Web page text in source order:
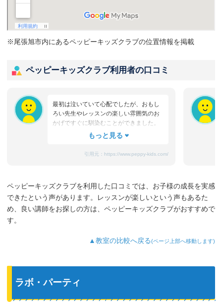
※尾張旭市内にあるペッピーキッズクラブの位置情報を掲載
ペッピーキッズクラブ利用者の口コミ
最初は泣いていて心配でしたが、おもし
ろい先生やレッスンの楽しい雰囲気のお
かげですぐに馴染むことができました。
たまにママと離れるときに嫌がることも
れ、お迎えのときはいつも笑顔です。
3歳児を飽きさせない充実したレッスンだ
と思います。うちの子は特に歌やダンス
が好きなようで、よく「Hello～♪」と歌
ど、色んなものを英語で教えてくれるよ
うになり、英語が身についてきているの
引用元： https://www.peppy-kids.com/
ペッピーキッズクラブを利用した口コミでは、お子様の成長を実感
できたという声があります。レッスンが楽しいという声もあるた
め、良い講師をお探しの方は、ペッピーキッズクラブがおすすめで
す。
▲教室の比較へ戻る(ページ上部へ移動します)
ラボ・パーティ